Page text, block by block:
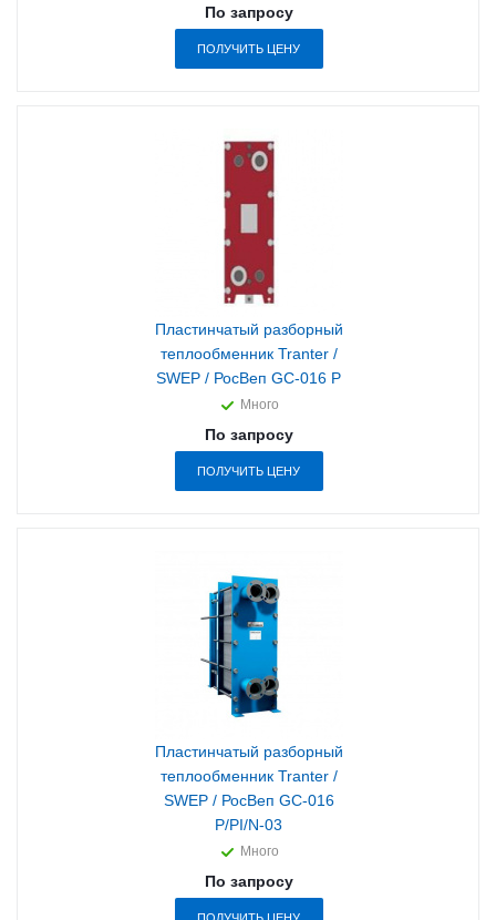
По запросу
ПОЛУЧИТЬ ЦЕНУ
Пластинчатый разборный
теплообменник Tranter /
SWEP / РосВеп GC-016 P
Много
По запросу
ПОЛУЧИТЬ ЦЕНУ
Пластинчатый разборный
теплообменник Tranter /
SWEP / РосВеп GC-016
P/PI/N-03
Много
По запросу